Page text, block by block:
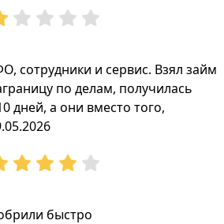
сотрудники и сервис. Взял займ
по делам, получилась
дней, а они вместо того,
быстро